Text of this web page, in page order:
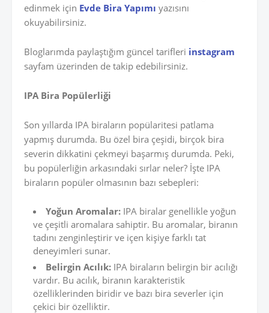
edinmek için Evde Bira Yapımı yazısını
okuyabilirsiniz.
Bloglarımda paylaştığım güncel tarifleri instagram
sayfam üzerinden de takip edebilirsiniz.
IPA Bira Popülerliği
Son yıllarda IPA biraların popülaritesi patlama
yapmış durumda. Bu özel bira çeşidi, birçok bira
severin dikkatini çekmeyi başarmış durumda. Peki,
bu popülerliğin arkasındaki sırlar neler? İşte IPA
biraların popüler olmasının bazı sebepleri:
Yoğun Aromalar: IPA biralar genellikle yoğun
ve çeşitli aromalara sahiptir. Bu aromalar, biranın
tadını zenginleştirir ve içen kişiye farklı tat
deneyimleri sunar.
Belirgin Acılık: IPA biraların belirgin bir acılığı
vardır. Bu acılık, biranın karakteristik
özelliklerinden biridir ve bazı bira severler için
çekici bir özelliktir.